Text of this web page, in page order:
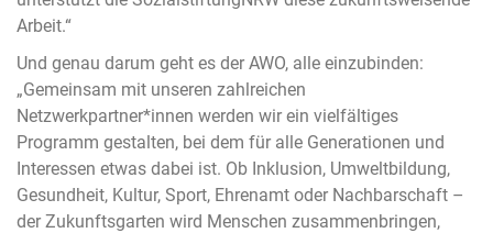
Arbeit.“
Und genau darum geht es der AWO, alle einzubinden:
„Gemeinsam mit unseren zahlreichen
Netzwerkpartner*innen werden wir ein vielfältiges
Programm gestalten, bei dem für alle Generationen und
Interessen etwas dabei ist. Ob Inklusion, Umweltbildung,
Gesundheit, Kultur, Sport, Ehrenamt oder Nachbarschaft –
der Zukunftsgarten wird Menschen zusammenbringen,